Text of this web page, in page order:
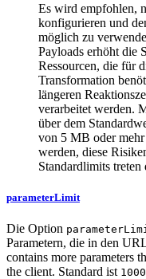
Es wird empfohlen,
konfigurieren und
möglich zu
Payloads erhöht die
Ressourcen, die für
Transformation
längeren
verarbeitet werden.
über dem
von 5 MB oder mehr
werden, diese
Standardlimits treten
parameterLimit
Die Option
Parametern, die in den
contains more parameters
the client. Standard ist 1000